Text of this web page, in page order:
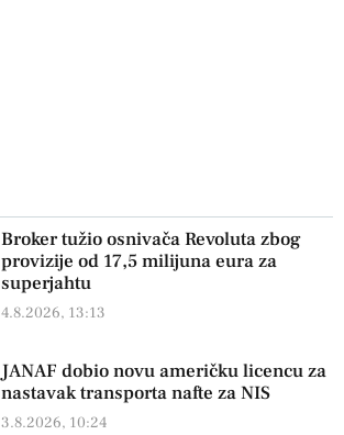
Broker tužio osnivača Revoluta zbog
provizije od 17,5 milijuna eura za
superjahtu
4.8.2026, 13:13
JANAF dobio novu američku licencu za
nastavak transporta nafte za NIS
3.8.2026, 10:24